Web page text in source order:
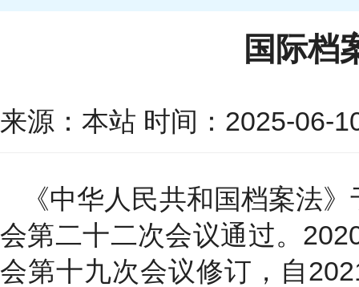
国际档
来源：本站 时间：2025-06-
《中华人民共和国档案法
会第二十二次会议通过。
会第十九次会议修订，自